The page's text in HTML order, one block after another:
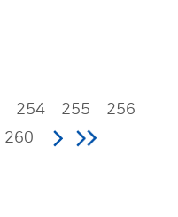
254 255
256
260